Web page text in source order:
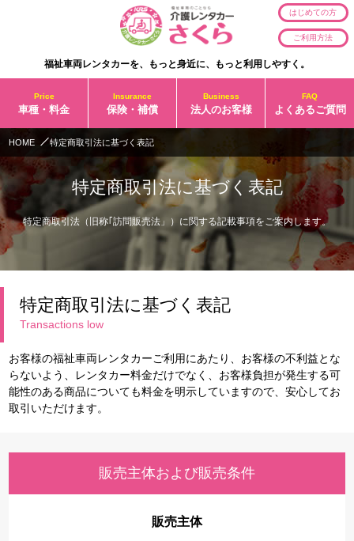
福祉車両レンタカーを、もっと身近に、もっと利用しやすく。
はじめての方
ご利用方法
Price
車種・料金
Insurance
保険・補償
Business
法人のお客様
FAQ
よくあるご質問
HOME 特定商取引法に基づく表記
特定商取引法に基づく表記
特定商取引法（旧称｢訪問販売法」）に関する記載事項をご案内します。
特定商取引法に基づく表記
Transactions low
お客様の福祉車両レンタカーご利用にあたり、お客様の不利益とな
らないよう、レンタカー料金だけでなく、お客様負担が発生する可
能性のある商品についても料金を明示していますので、安心してお
取引いただけます。
販売主体および販売条件
販売主体